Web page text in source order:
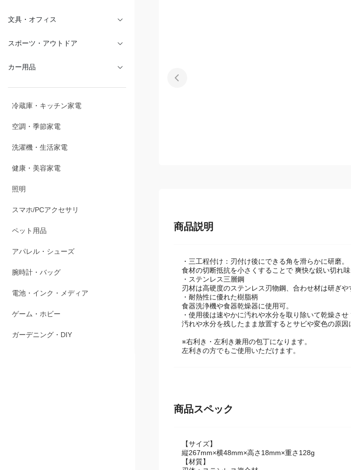
カー用品
冷蔵庫・キッチン家電
空調・季節家電
洗濯機・生活家電
健康・美容家電
照明
スマホ/PCアクセサリ
・三工程付け：刃付け後にできる角を滑らかに研磨。
食材の切断抵抗を小さくすることで 爽快な鋭い切れ味
・ステンレス三層鋼
刃材は高硬度のステンレス刃物鋼、合わせ材は研ぎ
・耐熱性に優れた樹脂柄
食器洗浄機や食器乾燥器に使用可。
・使用後は速やかに汚れや水分を取り除いて乾燥させ
※右利き・左利き兼用の包丁になります。
【サイズ】
縦267mm×横48mm×高さ18mm×重さ128g